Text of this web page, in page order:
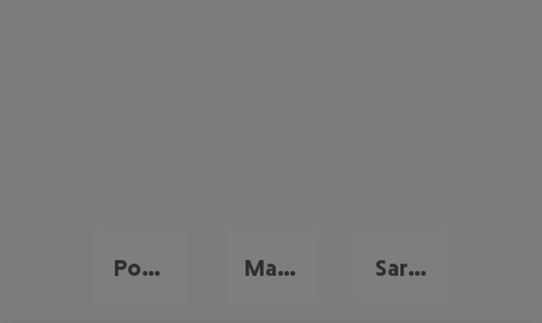
Portugal Urlaub Malta Urlaub Sardinien Urlaub